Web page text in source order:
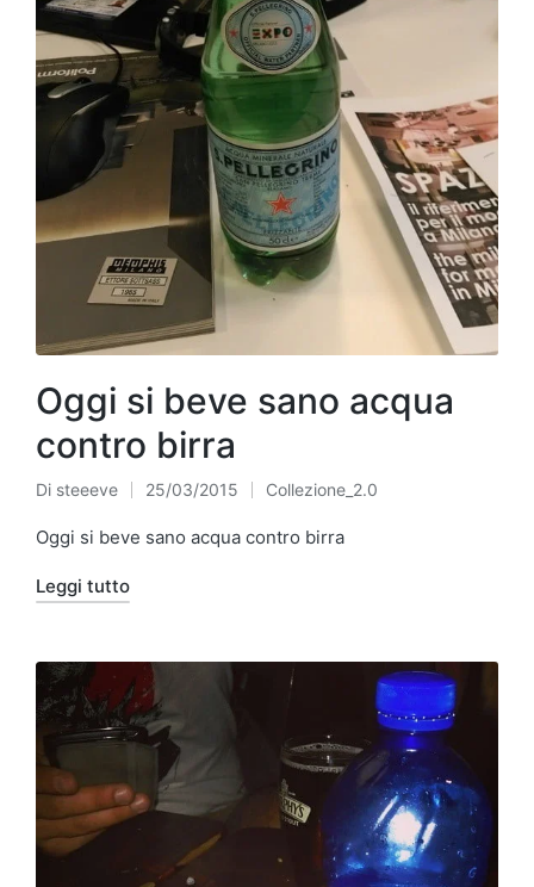
Oggi si beve sano acqua
contro birra
Pubblicato
da
Di steeeve 25/03/2015
Pubblicato
in
Collezione_2.0
Oggi si beve sano acqua contro birra
Leggi tutto